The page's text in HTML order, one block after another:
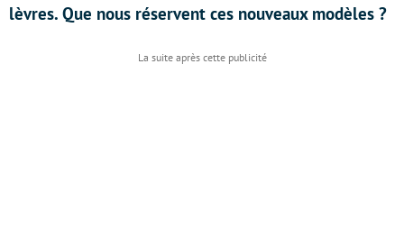
lèvres. Que nous réservent ces nouveaux modèles ?